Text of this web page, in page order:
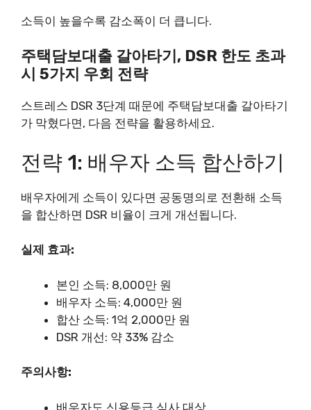
소득이 높을수록 감소폭이 더 큽니다.
주택담보대출 갈아타기, DSR 한도 초과
시 5가지 우회 전략
스트레스 DSR 3단계 때문에 주택담보대출 갈아타기
가 막혔다면, 다음 전략을 활용하세요.
전략 1: 배우자 소득 합산하기
배우자에게 소득이 있다면 공동명의로 전환해 소득
을 합산하면 DSR 비율이 크게 개선됩니다.
실제 효과:
본인 소득: 8,000만 원
배우자 소득: 4,000만 원
합산 소득: 1억 2,000만 원
DSR 개선: 약 33% 감소
주의사항:
배우자도 신용등급 심사 대상